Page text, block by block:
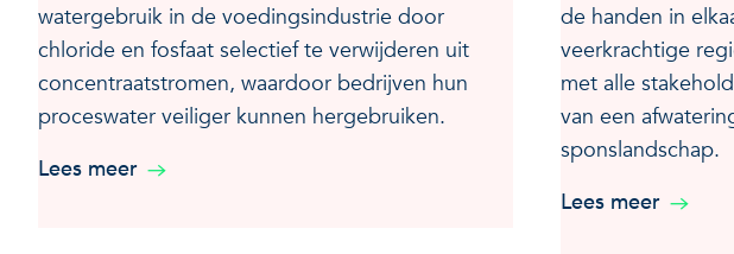
watergebruik in de voedingsindustrie door
chloride en fosfaat selectief te verwijderen uit
concentraatstromen, waardoor bedrijven hun
proceswater veiliger kunnen hergebruiken.
Lees meer
de handen in
veerkrachtige
met alle
van een
sponslandschap.
Lees meer